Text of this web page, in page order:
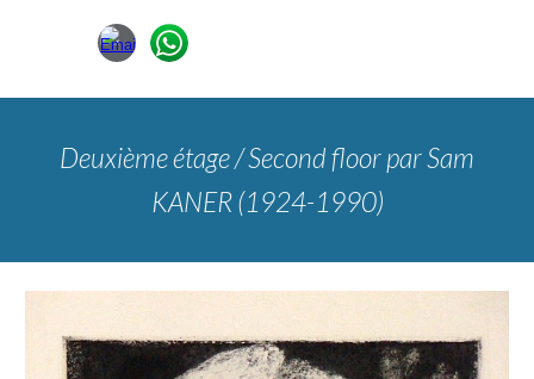
Deuxième étage / Second floorpar Sam
KANER (1924-1990)